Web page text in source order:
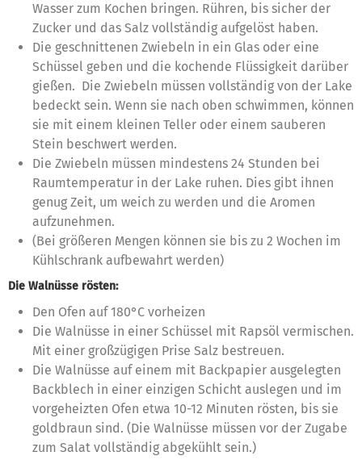
Wasser zum Kochen bringen. Rühren, bis sicher der
Zucker und das Salz vollständig aufgelöst haben.
Die geschnittenen Zwiebeln in ein Glas oder eine
Schüssel geben und die kochende Flüssigkeit darüber
gießen. Die Zwiebeln müssen vollständig von der Lake
bedeckt sein. Wenn sie nach oben schwimmen, können
sie mit einem kleinen Teller oder einem sauberen
Stein beschwert werden.
Die Zwiebeln müssen mindestens 24 Stunden bei
Raumtemperatur in der Lake ruhen. Dies gibt ihnen
genug Zeit, um weich zu werden und die Aromen
aufzunehmen.
(Bei größeren Mengen können sie bis zu 2 Wochen im
Kühlschrank aufbewahrt werden)
Die Walnüsse rösten:
Den Ofen auf 180°C vorheizen
Die Walnüsse in einer Schüssel mit Rapsöl vermischen.
Mit einer großzügigen Prise Salz bestreuen.
Die Walnüsse auf einem mit Backpapier ausgelegten
Backblech in einer einzigen Schicht auslegen und im
vorgeheizten Ofen etwa 10-12 Minuten rösten, bis sie
goldbraun sind. (Die Walnüsse müssen vor der Zugabe
zum Salat vollständig abgekühlt sein.)